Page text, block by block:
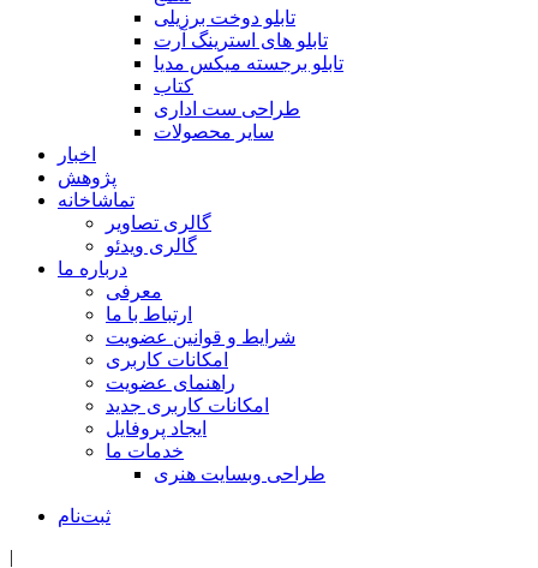
تابلو دوخت برزیلی
تابلو های استرینگ آرت
تابلو برجسته میکس مدیا
کتاب
طراحی ست اداری
سایر محصولات
اخبار
پژوهش
تماشاخانه
گالری تصاویر
گالری ویدئو
درباره ما
معرفی
ارتباط با ما
شرایط و قوانین عضویت
امکانات کاربری
راهنمای عضویت
امکانات کاربری جدید
ایجاد پروفایل
خدمات ما
طراحی وبسایت هنری
ثبت‌نام
|